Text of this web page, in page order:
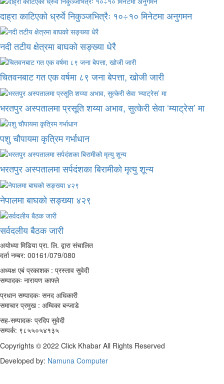
दाह्रा काटिएको ध्रुर्वे निकुञ्जभित्रैः १०÷१० मिनेटमा अनुगमन
नदी तटीय क्षेत्रमा बाघको सङ्ख्या धेरै
चितवनबाट गत एक वर्षमा ८९ जना बेपत्ता, खोजी जारी
भरतपुर अस्पतालमा प्रसूति शय्या अभाव, सुत्केरी सेवा ‘म्याट्रेस’ मा
पशु चौपायमा कृत्रिम गर्भाधान
भरतपुर अस्पतालमा सर्पदंशका बिरामीको मृत्यु शून्य
नेपालमा बाघको सङ्ख्या ४२९
सर्वदलीय बैठक जारी
अयोध्या मिडिया प्रा. लि. द्वारा संचालित
दर्ता नम्बर: 00161/079/080
अध्यक्ष एबं प्रकाशक : प्रस्ताव सुवेदी
सम्पादकः नारायण काफ्ले
प्रधान सम्पादकः सनद अधिकारी
समाचार प्रमुख : अम्विका बन्जाडे
सह-सम्पादकः प्रदिप सुवेदी
सम्पर्क: ९८५५०५४१३५
Copyrights © 2022 Click Khabar All Rights Reserved
Developed by: Namuna Computer